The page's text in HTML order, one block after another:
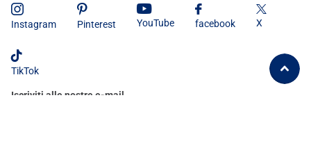
Instagram Pinterest YouTube facebook X
TikTok
Iscriviti alle nostre e-mail